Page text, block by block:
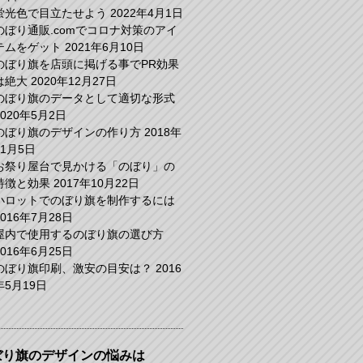
光色で目立たせよう 2022年4月1日
ぼり通販.comでコロナ対策のアイ
ムをゲット 2021年6月10日
ぼり旗を店頭に掲げる事でPR効果
絶大 2020年12月27日
ぼり旗のデータとして適切な形式
年5月2日
ぼり旗のデザインの作り方 2018年
月5日
祭り屋台で見かける「のぼり」の
徴と効果 2017年10月22日
ロットでのぼり旗を制作するには
年7月28日
内で使用するのぼり旗の選び方
年6月25日
ぼり旗印刷、激安の目安は？ 2016
5月19日
旗のデザインの悩みは